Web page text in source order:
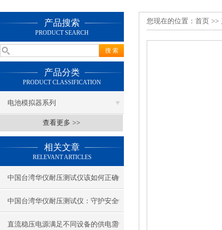
产品搜索
PRODUCT SEARCH
产品分类
PRODUCT CLASSIFICATION
电池模拟器系列
查看更多 >>
相关文章
RELEVANT ARTICLES
中国台湾华仪耐压测试仪该如何正确
操作和维护？
中国台湾华仪耐压测试仪：守护安全
的关键工具
直流稳压电源满足不同设备的供电需
您现在的位置： 首页 >>